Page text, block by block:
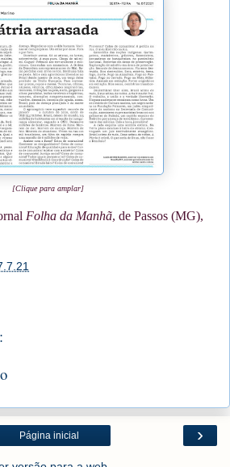
[Clique para amplar]
Folha da Manhã, de Passos (MG),
›
Página inicial